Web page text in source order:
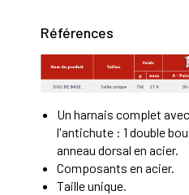
Références
Un harnais complet
l'antichute : 1 double
anneau dorsal en acier.
Composants en acier.
Taille unique.